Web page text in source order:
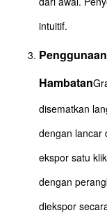
intuitif.
Hambatan
disematkan
dengan lancar
ekspor satu
dengan
diekspor